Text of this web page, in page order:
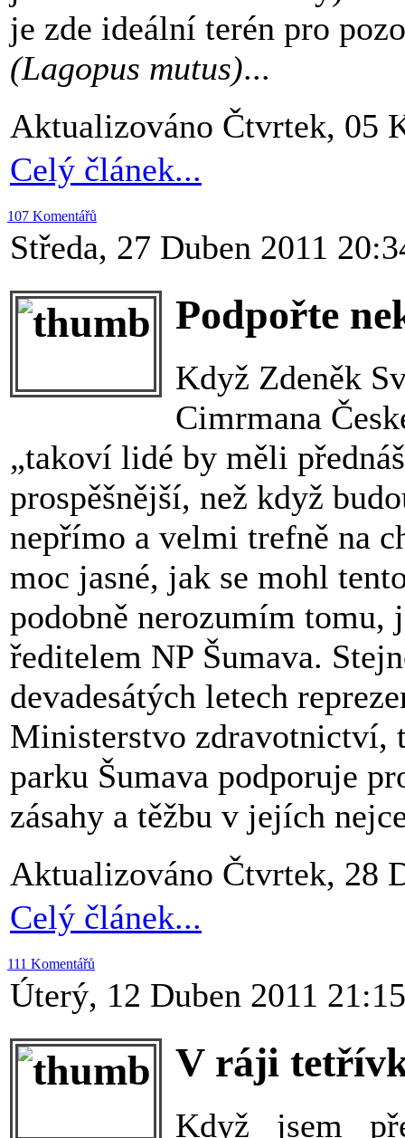
je zde ideální terén pro
(Lagopus mutus)...
Aktualizováno Čtvrtek, 05
Celý článek...
107 Komentářů
Středa, 27 Duben 2011
Podpořte
Když Zdeněk
Cimrmana
„takoví lidé by měli
prospěšnější, než když
nepřímo a velmi trefně na
moc jasné, jak se mohl
podobně nerozumím tomu,
ředitelem NP Šumava.
devadesátých letech
Ministerstvo zdravotnictví,
parku Šumava podporuje
zásahy a těžbu v jejích
Aktualizováno Čtvrtek, 28
Celý článek...
111 Komentářů
Úterý, 12 Duben 2011 21:15
V ráji
Když jsem